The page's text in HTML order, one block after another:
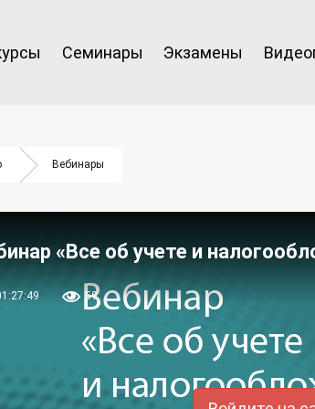
Семинары Экзамены
Вебинары
«Все об учете и
59